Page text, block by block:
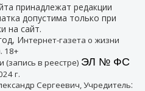
принадлежат редакции
допустима только при
на сайт.
Интернет-газета о жизни
18+
(запись в реестре) ЭЛ № ФС
г.
Сергеевич, Учредитель: